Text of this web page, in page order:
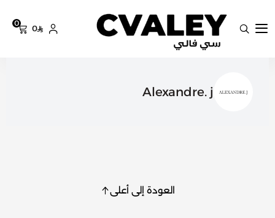
سي فالي
0
0
Alexandre. j
العودة إلى أعلى